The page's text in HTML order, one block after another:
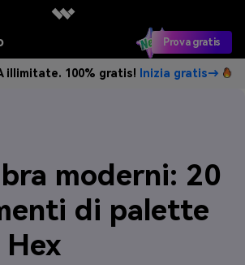
Prova gratis
illimitate. 100% gratis! Inizia gratis→
moderni: 20
di palette